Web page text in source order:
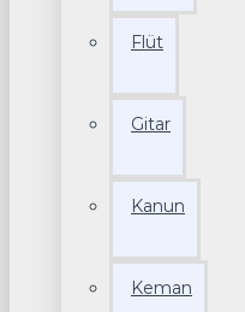
Flüt
Gitar
Kanun
Keman